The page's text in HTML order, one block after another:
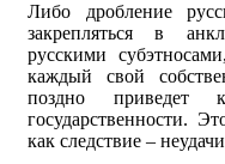
Либо дробление
закрепляться в
русскими
каждый свой
поздно приведет
государственности.
как следствие –